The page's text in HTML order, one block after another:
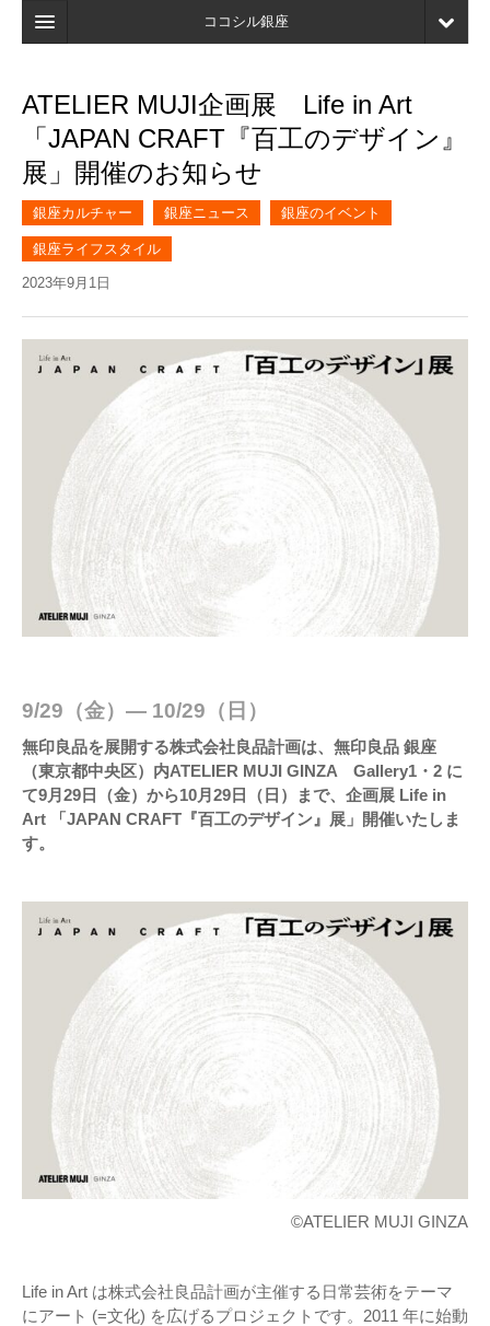
ココシル銀座
検索
口コミ
マイページ
ブックマーク
ATELIER MUJI企画展 Life in Art
「JAPAN CRAFT『百工のデザイン』
展」開催のお知らせ
銀座カルチャー 銀座ニュース 銀座のイベント
銀座ライフスタイル
2023年9月1日
9/29（金）― 10/29（日）
無印良品を展開する株式会社良品計画は、無印良品 銀座
（東京都中央区）内ATELIER MUJI GINZA Gallery1・2 に
て9月29日（金）から10月29日（日）まで、企画展 Life in
Art 「JAPAN CRAFT『百工のデザイン』展」開催いたしま
す。
©️ATELIER MUJI GINZA
Life in Art は株式会社良品計画が主催する日常芸術をテーマ
にアート (=文化) を広げるプロジェクトです。2011 年に始動